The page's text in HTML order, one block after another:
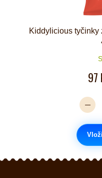
Kiddylicious tyčinky
97